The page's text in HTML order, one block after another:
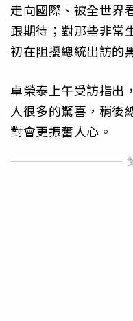
走向國際、被全世界
跟期待；對那些非常
初在阻擾總統出訪的
卓榮泰上午受訪指出
人很多的驚喜，稍後
對會更振奮人心。